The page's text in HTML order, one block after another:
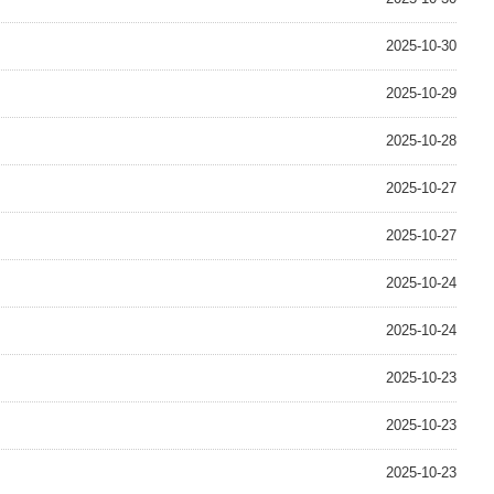
2025-10-30
2025-10-29
2025-10-28
2025-10-27
2025-10-27
2025-10-24
2025-10-24
2025-10-23
2025-10-23
2025-10-23